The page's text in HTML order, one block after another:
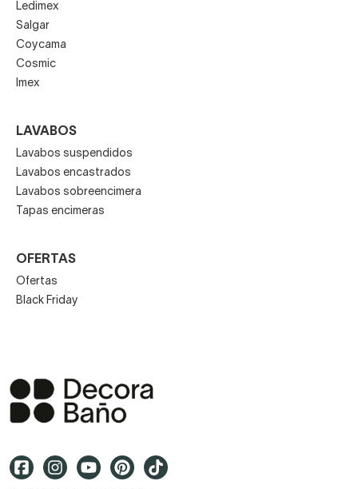
Ledimex
Salgar
Coycama
Cosmic
Imex
LAVABOS
Lavabos suspendidos
Lavabos encastrados
Lavabos sobreencimera
Tapas encimeras
OFERTAS
Ofertas
Black Friday